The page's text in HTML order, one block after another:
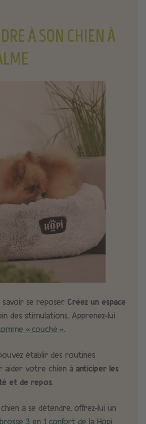
À SON CHIEN À
se reposer. Créez un espace
des stimulations. Apprenez-lui
« couché ».​
établir des routines
aider votre chien à anticiper les
et de repos.​
à se détendre, offrez-lui un
brosse 3 en 1 confort de la Hopi